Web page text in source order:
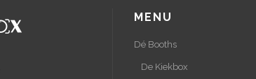
MENU
Dé Booths
De Kiekbox